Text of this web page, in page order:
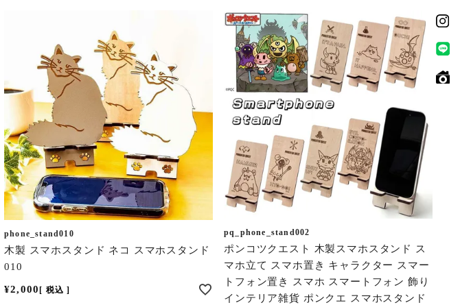
phone_stand010
木製 スマホスタンド ネコ スマホスタンド
010
¥2,000 税込
pq_phone_stand002
ポンコツクエスト 木製スマホスタンド ス
マホ立て スマホ置き キャラクター スマー
トフォン置き スマホ スマートフォン 飾り
インテリア雑貨 ポンクエ スマホスタンド